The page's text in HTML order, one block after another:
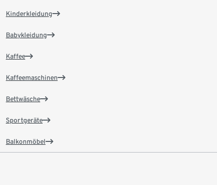
Kinderkleidung
Babykleidung
Kaffee
Kaffeemaschinen
Bettwäsche
Sportgeräte
Balkonmöbel